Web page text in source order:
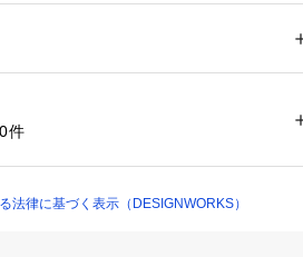
さい為、中の荷物は透けづらく実用的。
メアリ オル ターナ)」。
0件
法律に基づく表示（DESIGNWORKS）